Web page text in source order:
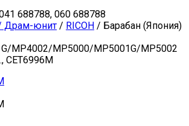
688788, 060 688788
Драм-юнит / RICOH / Барабан (Япония)
MP4002/MP5000/MP5001G/MP5002
CET6996M